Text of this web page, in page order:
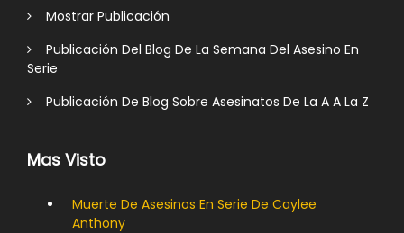
Mostrar Publicación
Publicación Del Blog De La Semana Del Asesino En
Serie
Publicación De Blog Sobre Asesinatos De La A A La Z
Mas Visto
Muerte De Asesinos En Serie De Caylee
Anthony